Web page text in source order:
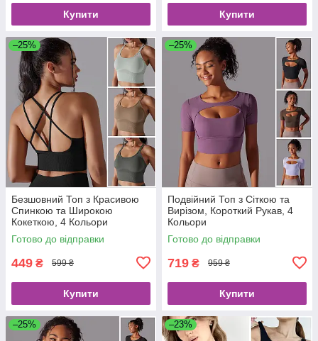
Купити Купити
–25%
Безшовний Топ з Красивою
Спинкою та Широкою
Кокеткою, 4 Кольори
Готово до відправки
449 ₴ 599 ₴
Купити
–25%
Подвійний Топ з Сіткою та
Вирізом, Короткий Рукав, 4
Кольори
Готово до відправки
719 ₴ 959 ₴
Купити
–25% –23%